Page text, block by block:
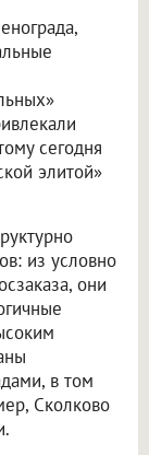
сегодня
элитой»
из условно
они
в том
Сколково